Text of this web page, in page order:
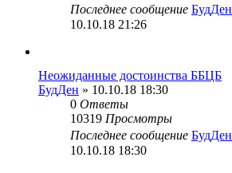
Последнее сообщение БудДен
10.10.18 21:26
Неожиданные достоинства ББЦБ
БудДен » 10.10.18 18:30
0 Ответы
10319 Просмотры
Последнее сообщение БудДен
10.10.18 18:30